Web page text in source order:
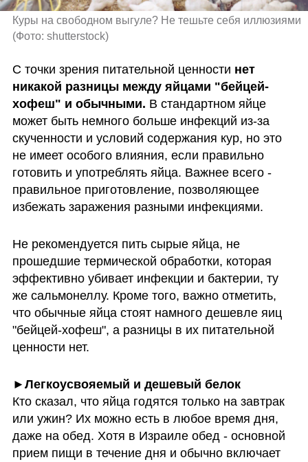
(Фото: shutterstock)
С точки зрения питательной ценности нет
никакой разницы между яйцами "бейцей-
хофеш" и обычными. В стандартном яйце
может быть немного больше инфекций из-за
скученности и условий содержания кур, но это
не имеет особого влияния, если правильно
готовить и употреблять яйца. Важнее всего -
правильное приготовление, позволяющее
избежать заражения разными инфекциями.
Не рекомендуется пить сырые яйца, не
прошедшие термической обработки, которая
эффективно убивает инфекции и бактерии, ту
же сальмонеллу. Кроме того, важно отметить,
что обычные яйца стоят намного дешевле яиц
"бейцей-хофеш", а разницы в их питательной
ценности нет.
►Легкоусвояемый и дешевый белок
Кто сказал, что яйца годятся только на завтрак
или ужин? Их можно есть в любое время дня,
даже на обед. Хотя в Израиле обед - основной
прием пищи в течение дня и обычно включает